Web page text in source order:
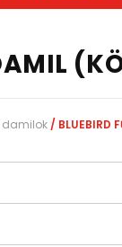
damilok / BLUEBIRD